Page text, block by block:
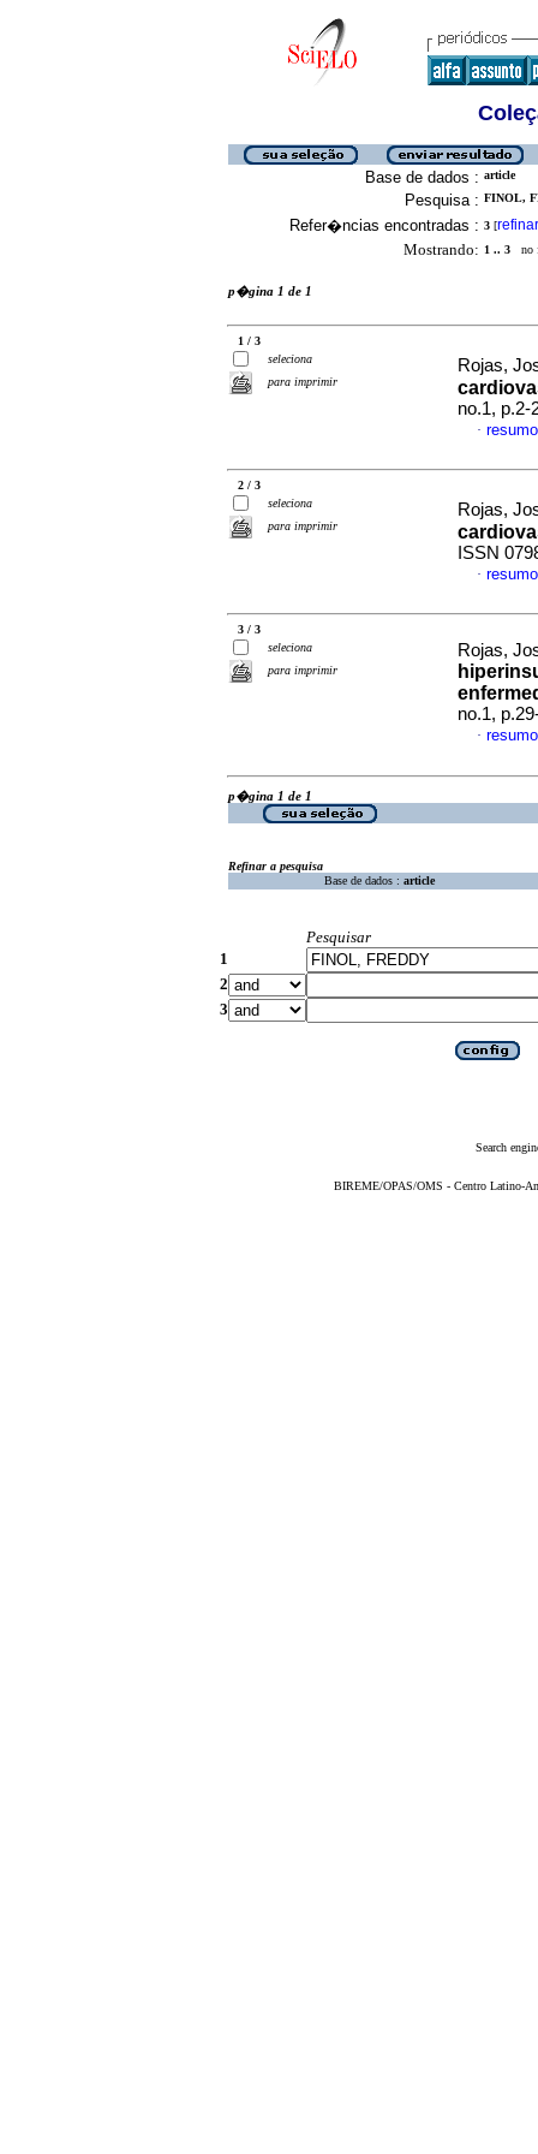
Base de dados : article
Pesquisa : FINOL,
Refer�ncias encontradas : 3 [refinar
Mostrando: 1 .. 3 no
p�gina 1 de 1
1 / 3
seleciona
para imprimir
Rojas,
no.1, p.2-
·
2 / 3
seleciona
para imprimir
Rojas,
ISSN
·
3 / 3
seleciona
para imprimir
Rojas,
no.1,
·
p�gina 1 de 1
Refinar a pesquisa
Base de dados : article
Pesquisar
1
2
3
Search
BIREME/OPAS/OMS - Centro Latino-